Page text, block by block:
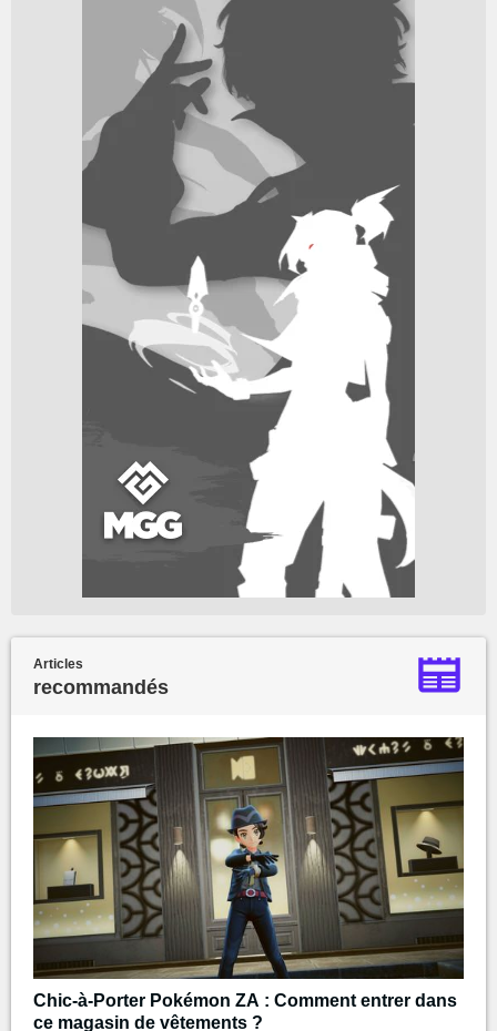
Articles
recommandés
Chic-à-Porter Pokémon ZA : Comment entrer dans
ce magasin de vêtements ?